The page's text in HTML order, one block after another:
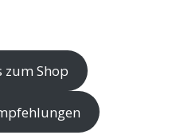
zum Shop